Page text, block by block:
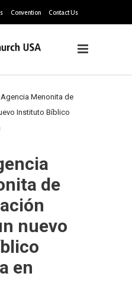
Convention Contact Us
Menonita de
Instituto Bíblico
de
nuevo
en